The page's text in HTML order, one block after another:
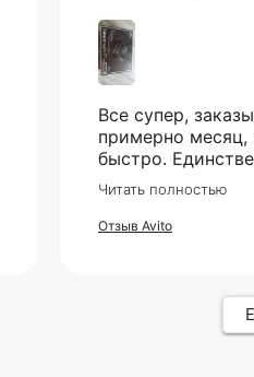
Все супер,
примерно месяц,
быстро. Единственное как и всех
смутило - это
гладко.
хорошо, в
Читать полностью
Отзыв Avito